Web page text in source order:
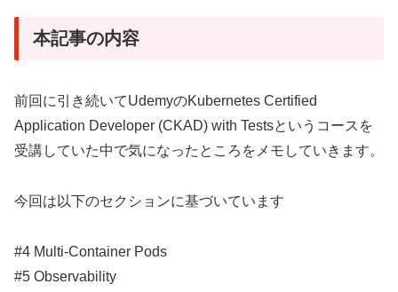
本記事の内容
前回に引き続いてUdemyのKubernetes Certified
Application Developer (CKAD) with Testsというコースを
受講していた中で気になったところをメモしていきます。
今回は以下のセクションに基づいています
#4 Multi-Container Pods
#5 Observability